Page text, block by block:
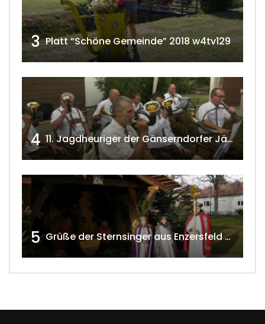
3 Platt “Schöne Gemeinde” 2018 w4tv129
4 11. Jagdheuriger der Gänserndorfer Jäger 2020 w4tv166
5 Grüße der Sternsinger aus Enzersfeld – Klein-Engersdorf 2021 w4tv169